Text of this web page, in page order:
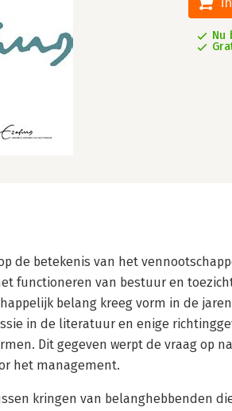
Nu
de betekenis van het
functioneren van bestuur en
belang kreeg vorm in de
in de literatuur en enige
Dit gegeven werpt de vraag op
het management.
kringen van belanghebbenden